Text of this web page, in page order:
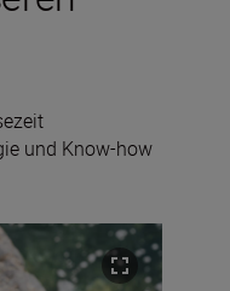
und Know-how